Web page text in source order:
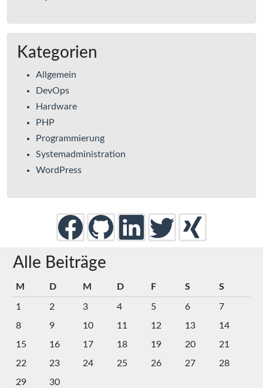
Kategorien
Allgemein
DevOps
Hardware
PHP
Programmierung
Systemadministration
WordPress
Alle Beiträge
M D M D F S S
1 2 3 4 5 6
7
8
9 10 11 12 13
14
15
16 17 18 19 20
21
22
23 24 25 26 27
28
29
30